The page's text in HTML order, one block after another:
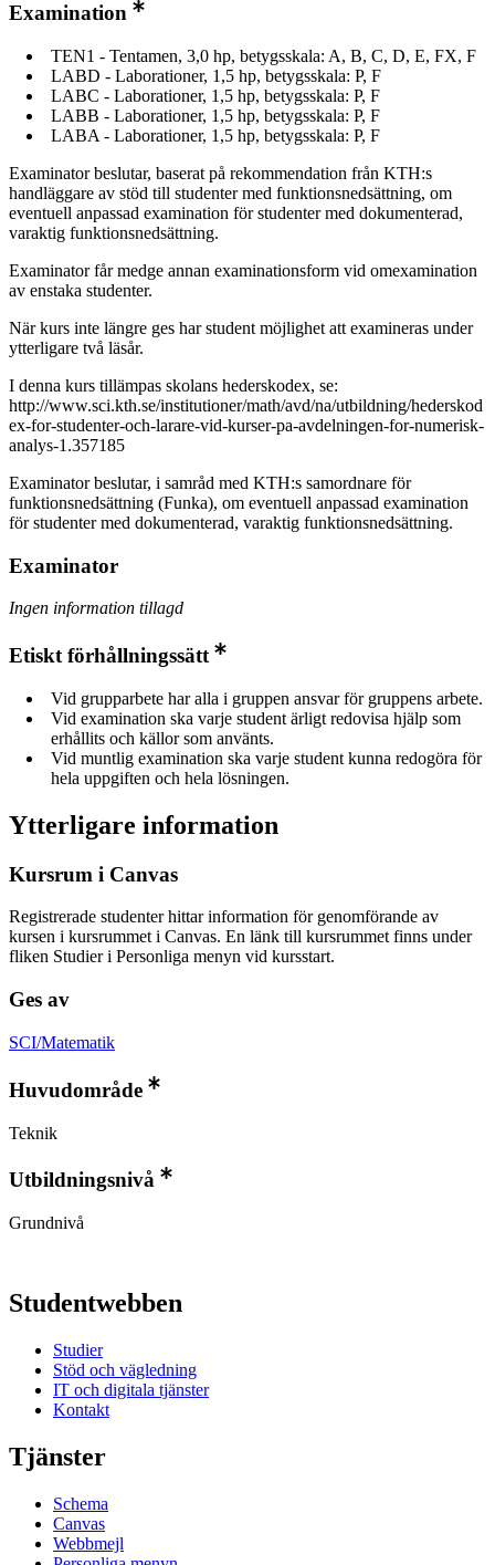
Examination
TEN1 - Tentamen, 3,0 hp, betygsskala: A, B, C, D, E, FX, F
LABD - Laborationer, 1,5 hp, betygsskala: P, F
LABC - Laborationer, 1,5 hp, betygsskala: P, F
LABB - Laborationer, 1,5 hp, betygsskala: P, F
LABA - Laborationer, 1,5 hp, betygsskala: P, F
Examinator beslutar, baserat på rekommendation från KTH:s
handläggare av stöd till studenter med funktionsnedsättning, om
eventuell anpassad examination för studenter med dokumenterad,
varaktig funktionsnedsättning.
Examinator får medge annan examinationsform vid omexamination
av enstaka studenter.
När kurs inte längre ges har student möjlighet att examineras under
ytterligare två läsår.
I denna kurs tillämpas skolans hederskodex, se:
http://www.sci.kth.se/institutioner/math/avd/na/utbildning/hederskod
ex-for-studenter-och-larare-vid-kurser-pa-avdelningen-for-numerisk-
analys-1.357185
Examinator beslutar, i samråd med KTH:s samordnare för
funktionsnedsättning (Funka), om eventuell anpassad examination
för studenter med dokumenterad, varaktig funktionsnedsättning.
Examinator
Ingen information tillagd
Etiskt förhållningssätt
Vid grupparbete har alla i gruppen ansvar för gruppens arbete.
Vid examination ska varje student ärligt redovisa hjälp som
erhållits och källor som använts.
Vid muntlig examination ska varje student kunna redogöra för
hela uppgiften och hela lösningen.
Ytterligare information
Kursrum i Canvas
Registrerade studenter hittar information för genomförande av
kursen i kursrummet i Canvas. En länk till kursrummet finns under
fliken Studier i Personliga menyn vid kursstart.
Ges av
SCI/Matematik
Huvudområde
Teknik
Utbildningsnivå
Grundnivå
Studentwebben
Studier
Stöd och vägledning
IT och digitala tjänster
Kontakt
Tjänster
Schema
Canvas
Webbmejl